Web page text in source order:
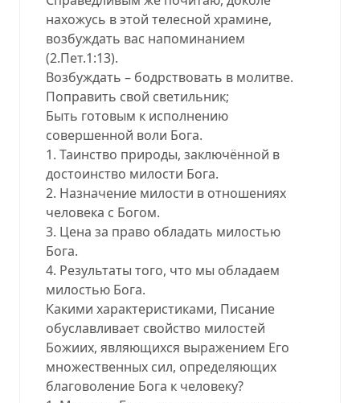
нахожусь в этой телесной храмине,
возбуждать вас напоминанием
(2.Пет.1:13).
Возбуждать – бодрствовать в молитве.
Поправить свой светильник;
Быть готовым к исполнению
совершенной воли Бога.
1. Таинство природы, заключённой в
достоинство милости Бога.
2. Назначение милости в отношениях
человека с Богом.
3. Цена за право обладать милостью
Бога.
4. Результаты того, что мы обладаем
милостью Бога.
Какими характеристиками, Писание
обуславливает свойство милостей
Божиих, являющихся выражением Его
множественных сил, определяющих
благоволение Бога к человеку?